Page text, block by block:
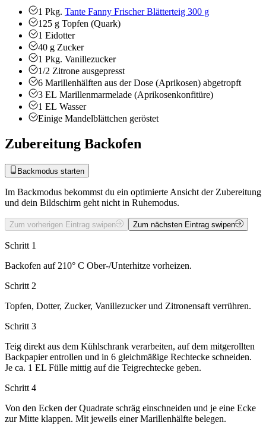
1 Pkg. Tante Fanny Frischer Blätterteig 300 g
125 g Topfen (Quark)
1 Eidotter
40 g Zucker
1 Pkg. Vanillezucker
1/2 Zitrone ausgepresst
6 Marillenhälften aus der Dose (Aprikosen) abgetropft
3 EL Marillenmarmelade (Aprikosenkonfitüre)
1 EL Wasser
Einige Mandelblättchen geröstet
Zubereitung Backofen
Backmodus starten
Im Backmodus bekommst du ein optimierte Ansicht der Zubereitung
und dein Bildschirm geht nicht in Ruhemodus.
Zum vorherigen Eintrag swipen Zum nächsten Eintrag swipen
Schritt 1
Backofen auf 210° C Ober-/Unterhitze vorheizen.
Schritt 2
Topfen, Dotter, Zucker, Vanillezucker und Zitronensaft verrühren.
Schritt 3
Teig direkt aus dem Kühlschrank verarbeiten, auf dem mitgerollten
Backpapier entrollen und in 6 gleichmäßige Rechtecke schneiden.
Je ca. 1 EL Fülle mittig auf die Teigrechtecke geben.
Schritt 4
Von den Ecken der Quadrate schräg einschneiden und je eine Ecke
zur Mitte klappen. Mit jeweils einer Marillenhälfte belegen.